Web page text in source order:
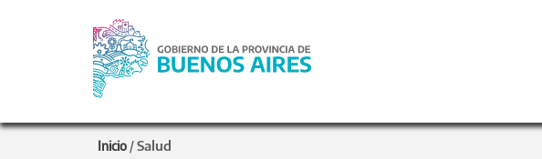
Inicio /Salud